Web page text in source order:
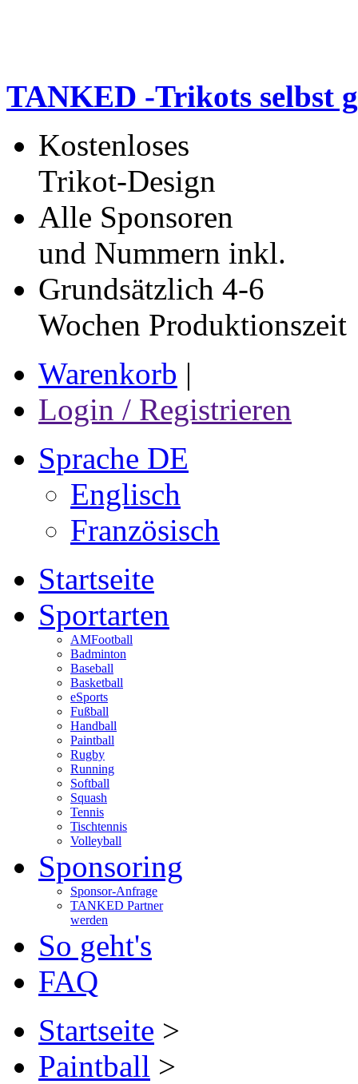
TANKED -Trikots selbst
Kostenloses
Trikot-Design
Alle Sponsoren
und Nummern inkl.
Grundsätzlich 4-6
Wochen Produktionszeit
Warenkorb |
Login / Registrieren
Sprache DE
Englisch
Französisch
Startseite
Sportarten
AMFootball
Badminton
Baseball
Basketball
eSports
Fußball
Handball
Paintball
Rugby
Running
Softball
Squash
Tennis
Tischtennis
Volleyball
Sponsoring
Sponsor-Anfrage
TANKED Partner
werden
So geht's
FAQ
Startseite >
Paintball >